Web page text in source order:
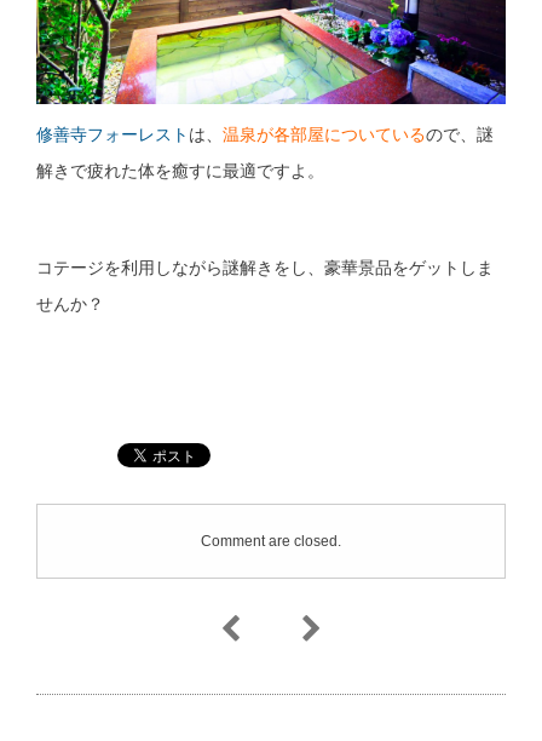
修善寺フォーレスト は、 温泉が各部屋についているので、謎
解きで疲れた体を癒すに最適ですよ。
コテージを利用しながら謎解きをし、豪華景品をゲットしま
せんか？
Comment are closed.